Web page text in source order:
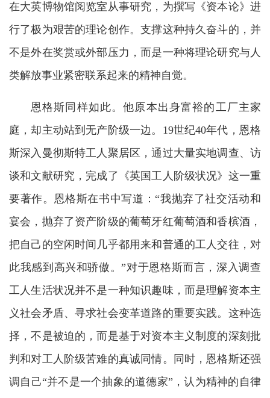
在大英博物馆阅览室从事研究，为撰写《资本论》进
行了极为艰苦的理论创作。支撑这种持久奋斗的，并
不是外在奖赏或外部压力，而是一种将理论研究与人
类解放事业紧密联系起来的精神自觉。
恩格斯同样如此。他原本出身富裕的工厂主家
庭，却主动站到无产阶级一边。19世纪40年代，恩格
斯深入曼彻斯特工人聚居区，通过大量实地调查、访
谈和文献研究，完成了《英国工人阶级状况》这一重
要著作。恩格斯在书中写道：“我抛弃了社交活动和
宴会，抛弃了资产阶级的葡萄牙红葡萄酒和香槟酒，
把自己的空闲时间几乎都用来和普通的工人交往，对
此我感到高兴和骄傲。”对于恩格斯而言，深入调查
工人生活状况并不是一种知识趣味，而是理解资本主
义社会矛盾、寻求社会变革道路的重要实践。这种选
择，不是被迫的，而是基于对资本主义制度的深刻批
判和对工人阶级苦难的真诚同情。同时，恩格斯还强
调自己“并不是一个抽象的道德家”，认为精神的自律